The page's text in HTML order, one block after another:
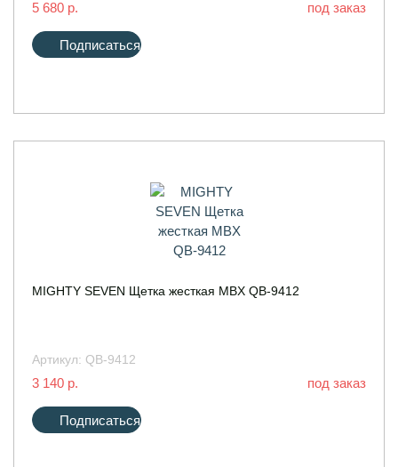
5 680 р. под заказ
Подписаться
MIGHTY SEVEN Щетка жесткая MBX QB-9412
Артикул: QB-9412
3 140 р. под заказ
Подписаться